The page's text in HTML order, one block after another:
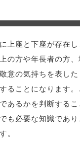
上座と下座が存在
の方や年長者の方
意の気持ちを表し
ることになります
あるかを判断する
も必要な知識であ
。